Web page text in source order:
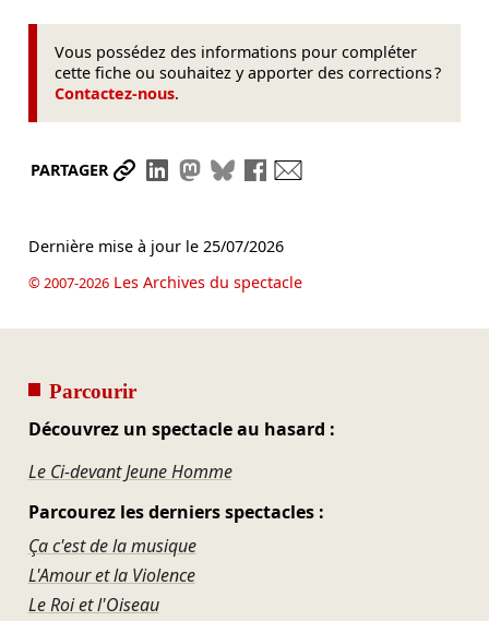
Vous possédez des informations pour compléter
cette fiche ou souhaitez y apporter des corrections ?
Contactez-nous.
PARTAGER Partager le lien
Partager sur LinkedIn
Partager sur Mastodon
Partager sur Bluesky
Partager sur Facebook
Dernière mise à jour le 25/07/2026
© 2007-2026Les Archives du spectacle
Parcourir
Découvrez un spectacle au hasard :
Le Ci-devant Jeune Homme
Parcourez les derniers spectacles :
Ça c'est de la musique
L'Amour et la Violence
Le Roi et l'Oiseau